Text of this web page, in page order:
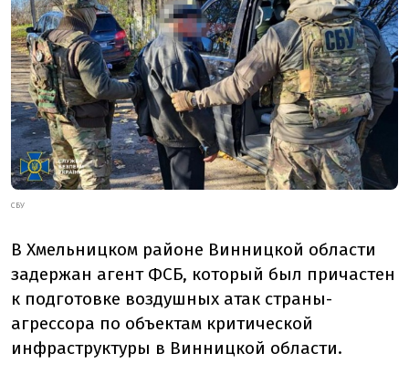
СБУ
В Хмельницком районе Винницкой области
задержан агент ФСБ, который был причастен
к подготовке воздушных атак страны-
агрессора по объектам критической
инфраструктуры в Винницкой области.